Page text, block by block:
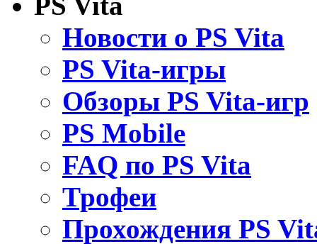
Новости о PS Vita
PS Vita-игры
Обзоры PS Vita-игр
PS Mobile
FAQ по PS Vita
Трофеи
Прохождения PS